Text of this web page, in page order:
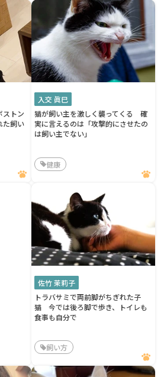
ストン
た飼い
入交 眞巳
猫が飼い主を激しく襲ってくる 確
実に言えるのは「攻撃的にさせたの
は飼い主でない」
健康
佐竹 茉莉子
トラバサミで両前脚がちぎれた子
猫 今では後ろ脚で歩き、トイレも
食事も自分で
飼い方